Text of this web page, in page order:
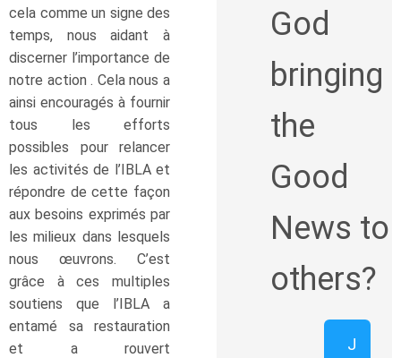
cela comme un signe des
temps, nous aidant à
discerner l’importance de
notre action . Cela nous a
ainsi encouragés à fournir
tous les efforts
possibles pour relancer
les activités de l’IBLA et
répondre de cette façon
aux besoins exprimés par
les milieux dans lesquels
nous œuvrons. C’est
grâce à ces multiples
soutiens que l’IBLA a
entamé sa restauration
et a rouvert
God
bringing
the
Good
News to
others?
J